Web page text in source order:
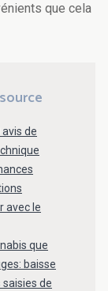
que cela
de
avec le
que
baisse
de